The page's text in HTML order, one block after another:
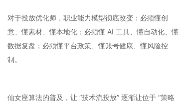
对于投放优化师，职业能力模型彻底改变：必须懂创
意、懂素材、懂本地化；必须懂 AI 工具、懂自动化、懂
数据复盘；必须懂平台政策、懂账号健康、懂风险控
制。
仙女座算法的普及，让 “技术流投放” 逐渐让位于 “策略